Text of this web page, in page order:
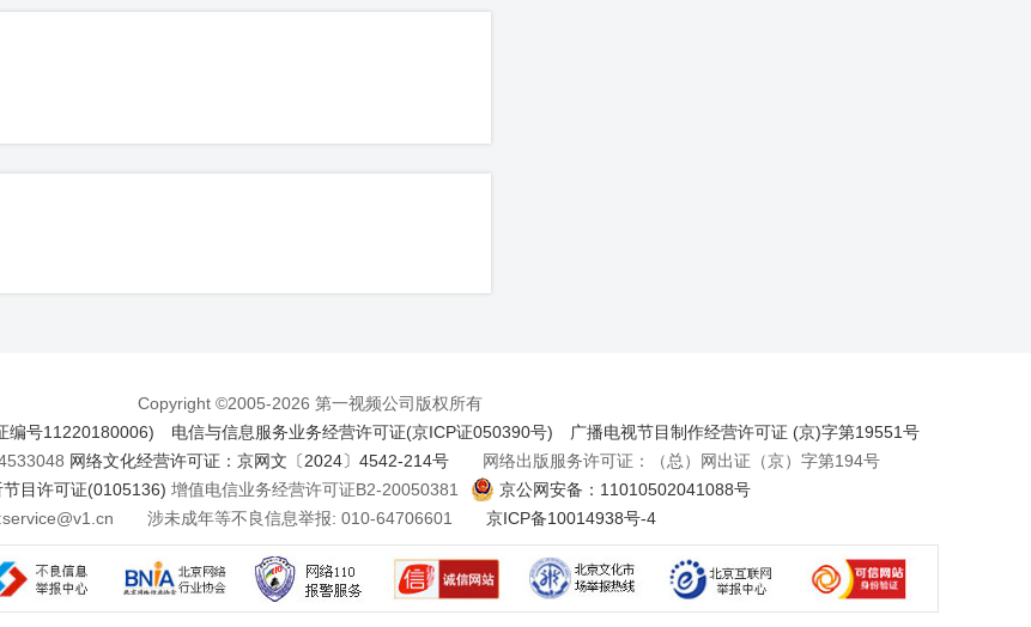
Copyright ©2005-2026 第一视频公司版权所有
编号11220180006)
电信与信息服务业务经营许可证(京ICP证050390号)
广播电视节目制作经营许可证 (京)字第19551号
网络文化经营许可证：京网文〔2024〕4542-214号网络出版服务许可证：（总）网出证（京）字第194号
目许可证(0105136) 增值电信业务经营许可证B2-20050381
京公网安备：11010502041088号
涉未成年等不良信息举报: 010-64706601 京ICP备10014938号-4